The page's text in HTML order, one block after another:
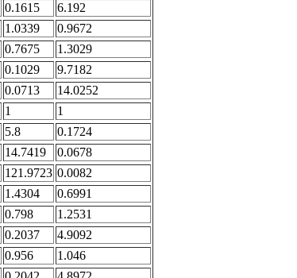
0.1615
6.192
1.0339
0.9672
0.7675
1.3029
0.1029
9.7182
0.0713
14.0252
1
1
5.8
0.1724
14.7419
0.0678
121.9723 0.0082
1.4304
0.6991
0.798
1.2531
0.2037
4.9092
0.956
1.046